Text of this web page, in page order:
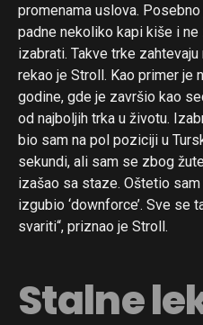
promenama uslova.
padne nekoliko kapi kiše i
izabrati. Takve trke
rekao je Stroll. Kao primer je
godine, gde je završio kao
od najboljih trka u životu.
bio sam na pol poziciji u
sekundi, ali sam se zbog
izašao sa staze. Oštetio
izgubio ‘downforce’. Sve se
svariti“, priznao je Stroll.
Stalne